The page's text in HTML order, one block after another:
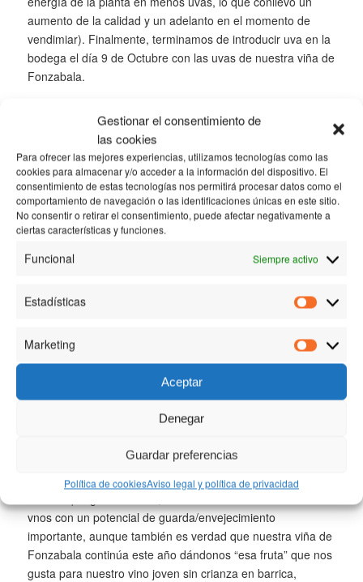
Gestionar el consentimiento de
las cookies
Para ofrecer las mejores experiencias, utilizamos tecnologías como las
cookies para almacenar y/o acceder a la información del dispositivo. El
consentimiento de estas tecnologías nos permitirá procesar datos como el
comportamiento de navegación o las identificaciones únicas en este sitio.
No consentir o retirar el consentimiento, puede afectar negativamente a
ciertas características y funciones.
Funcional Siempre activo
Estadísticas
Marketing
Marketing
Aceptar
Denegar
Guardar preferencias
Política de cookiesAviso legal y política de privacidad
aumento de la calidad y un adelanto en el momento de
vendimiar). Finalmente, terminamos de introducir uva en la
bodega el día 9 de Octubre con las uvas de nuestra viña de
Fonzabala.
Posterior
2 3 4 5
Akutain una uva de gran calidad, con un punto de
en la pepita y el pellejo). En cuanto a cantidad, la
por debajo del máximo por hectárea permitido por la
En el momento de escribir estas notas los vinos no están
están saliendo vinos muy equilibrados en grado y acidez y
que van acompañados de mucho color y mucho extracto.
vnos con un potencial de guarda/envejecimiento
importante, aunque también es verdad que nuestra viña de
Fonzabala continúa este año dándonos “esa fruta” que nos
gusta para nuestro vino joven sin crianza en barrica,